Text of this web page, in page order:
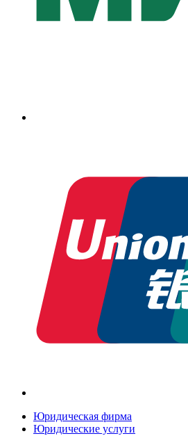
Юридическая фирма
Юридические услуги